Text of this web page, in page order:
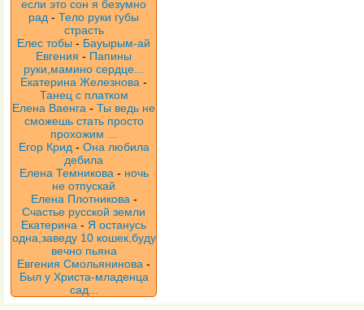
если это сон я безумно
рад - Тело руки губы
страсть
Елес тобы - Бауырым-ай
Евгения - Папины
руки,мамино сердце...
Екатерина Железнова -
Танец с платком
Елена Ваенга - Ты ведь не
сможешь стать просто
прохожим ...
Егор Крид - Она любила
дебила
Елена Темникова - ночь
не отпускай
Елена Плотникова -
Счастье русской земли
Екатерина - Я останусь
одна,заведу 10 кошек,буду
вечно пьяна
Евгения Смольянинова -
Был у Христа-младенца
сад...